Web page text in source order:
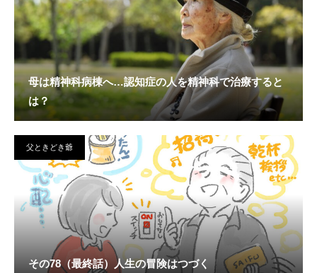
母は精神科病棟へ…認知症の人を精神科で治療すると
は？
父ときどき爺
その78（最終話）人生の冒険はつづく